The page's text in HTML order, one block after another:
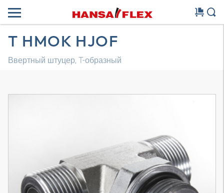
T HMOK HJOF
Ввертный штуцер, T-образный